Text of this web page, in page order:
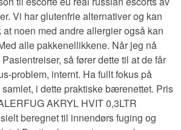
Vi har glutenfrie alternativer og kan
noen med andre allergier også kan
alle pakkenellikkene. Når jeg nå
så fører dette til at de får
problem, internt. Ha fullt fokus på
i dette praktiske bærenettet. Pris
AKRYL HVIT 0,3LTR
beregnet til innendørs fuging og